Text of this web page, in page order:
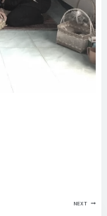
NEXT